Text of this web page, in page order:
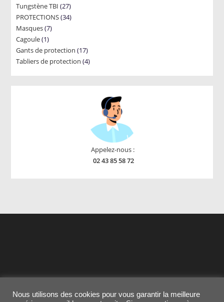
products
Tungstène TBI 2727
products
PROTECTIONS 3434
Masques 77
Cagoule 11
product
Gants de protection 1717
products
Tabliers de protection 44
Appelez-nous :
02 43 85 58 72
Contactez-nous MENTIONS LEGALES
Nous utilisons des cookies pour vous garantir la meilleure